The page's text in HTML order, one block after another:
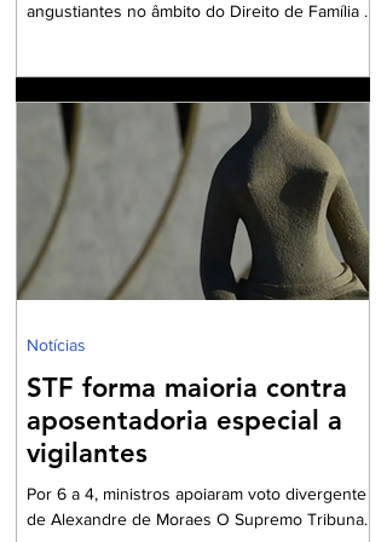
casamento?
angustiantes no âmbito do Direito de Família e
filhos exclusivos do falecido oriundos de
relacionamentos anteriores —, o medo da
perda do teto costuma ser uma preocupação
recorrente. A indagação central que norteia
este artigo pode ser resumida em uma dúvida
comum e frequente: "É verdade que quando
meu marido falecer
STF forma maioria contra
aposentadoria especial a
vigilantes
Por 6 a 4, ministros apoiaram voto divergente
de Alexandre de Moraes O Supremo Tribunal
Notícias